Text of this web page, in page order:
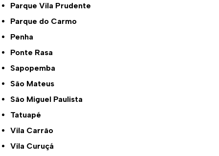
Parque Vila Prudente
Parque do Carmo
Penha
Ponte Rasa
Sapopemba
São Mateus
São Miguel Paulista
Tatuapé
Vila Carrão
Vila Curuçá